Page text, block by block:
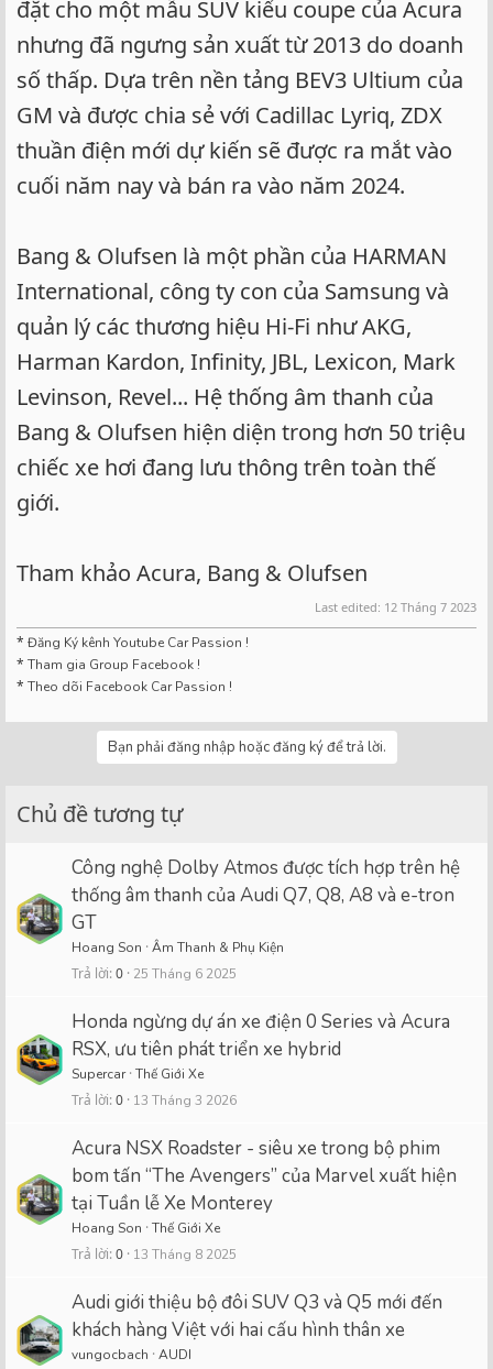
đặt cho một mẫu SUV kiểu coupe của Acura
nhưng đã ngưng sản xuất từ 2013 do doanh
số thấp. Dựa trên nền tảng BEV3 Ultium của
GM và được chia sẻ với Cadillac Lyriq, ZDX
thuần điện mới dự kiến sẽ được ra mắt vào
cuối năm nay và bán ra vào năm 2024.
Bang & Olufsen là một phần của HARMAN
International, công ty con của Samsung và
quản lý các thương hiệu Hi-Fi như AKG,
Harman Kardon, Infinity, JBL, Lexicon, Mark
Levinson, Revel... Hệ thống âm thanh của
Bang & Olufsen hiện diện trong hơn 50 triệu
chiếc xe hơi đang lưu thông trên toàn thế
giới.
Tham khảo Acura, Bang & Olufsen
Last edited: 12 Tháng 7 2023
* Đăng Ký kênh Youtube Car Passion !
* Tham gia Group Facebook !
* Theo dõi Facebook Car Passion !
Bạn phải đăng nhập hoặc đăng ký để trả lời.
Chủ đề tương tự
Công nghệ Dolby Atmos được tích hợp trên hệ
thống âm thanh của Audi Q7, Q8, A8 và e-tron
GT
Hoang Son Âm Thanh & Phụ Kiện
Trả lời 0 25 Tháng 6 2025
Honda ngừng dự án xe điện 0 Series và Acura
RSX, ưu tiên phát triển xe hybrid
Supercar Thế Giới Xe
Trả lời 0 13 Tháng 3 2026
Acura NSX Roadster - siêu xe trong bộ phim
bom tấn “The Avengers” của Marvel xuất hiện
tại Tuần lễ Xe Monterey
Hoang Son Thế Giới Xe
Trả lời 0 13 Tháng 8 2025
Audi giới thiệu bộ đôi SUV Q3 và Q5 mới đến
khách hàng Việt với hai cấu hình thân xe
vungocbach AUDI